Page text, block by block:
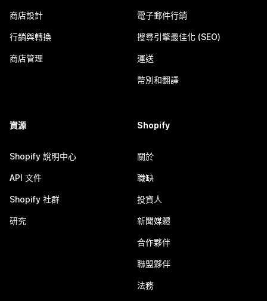
商店設計
行銷與轉換
商店管理
電子郵件行銷
搜尋引擎最佳化 (SEO)
運送
幣別和翻譯
資源
Shopify 說明中心
API 文件
Shopify 社群
研究
Shopify
關於
職缺
投資人
新聞媒體
合作夥伴
聯盟夥伴
法務